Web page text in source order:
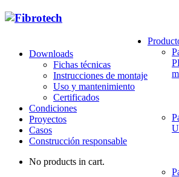
Downloads
Fichas técnicas
Instrucciones de montaje
Uso y mantenimiento
Certificados
Condiciones
Proyectos
Casos
Construcción responsable
No products in cart.